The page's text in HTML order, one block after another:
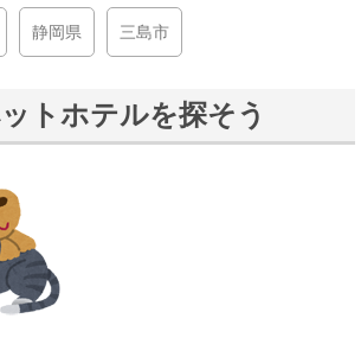
静岡県 三島市
トホテルを探そう